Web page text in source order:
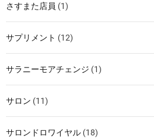
さすまた店員 (1)
サプリメント (12)
サラニーモアチェンジ (1)
サロン (11)
サロンドロワイヤル (18)